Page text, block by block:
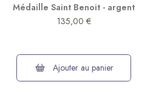
Médaille Saint Benoit - argent
135,00 €
Ajouter au panier